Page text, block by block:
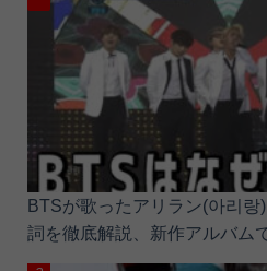
BTSが歌ったアリラン(아리
詞を徹底解説、新作アルバム